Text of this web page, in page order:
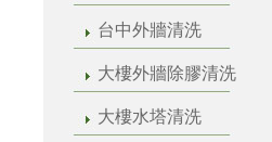
台中外牆清洗
大樓外牆除膠清洗
大樓水塔清洗